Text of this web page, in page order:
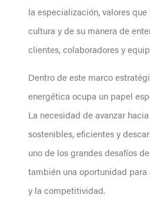
la especialización, valores
cultura y de su manera de
clientes, colaboradores y
Dentro de este marco
energética ocupa un papel
La necesidad de avanzar
sostenibles, eficientes y
uno de los grandes desafíos
también una oportunidad
y la competitividad.